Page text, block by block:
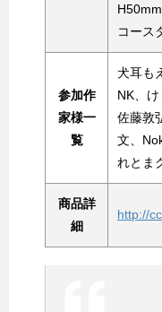
H50mm
コース
参加作
家様一
覧
犬耳も
NK、
佐藤敦
文、
れとま
商品詳
細
http://